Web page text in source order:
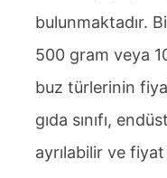
bulunmaktadır.
500 gram veya
buz türlerinin
gıda sınıfı,
ayrılabilir ve